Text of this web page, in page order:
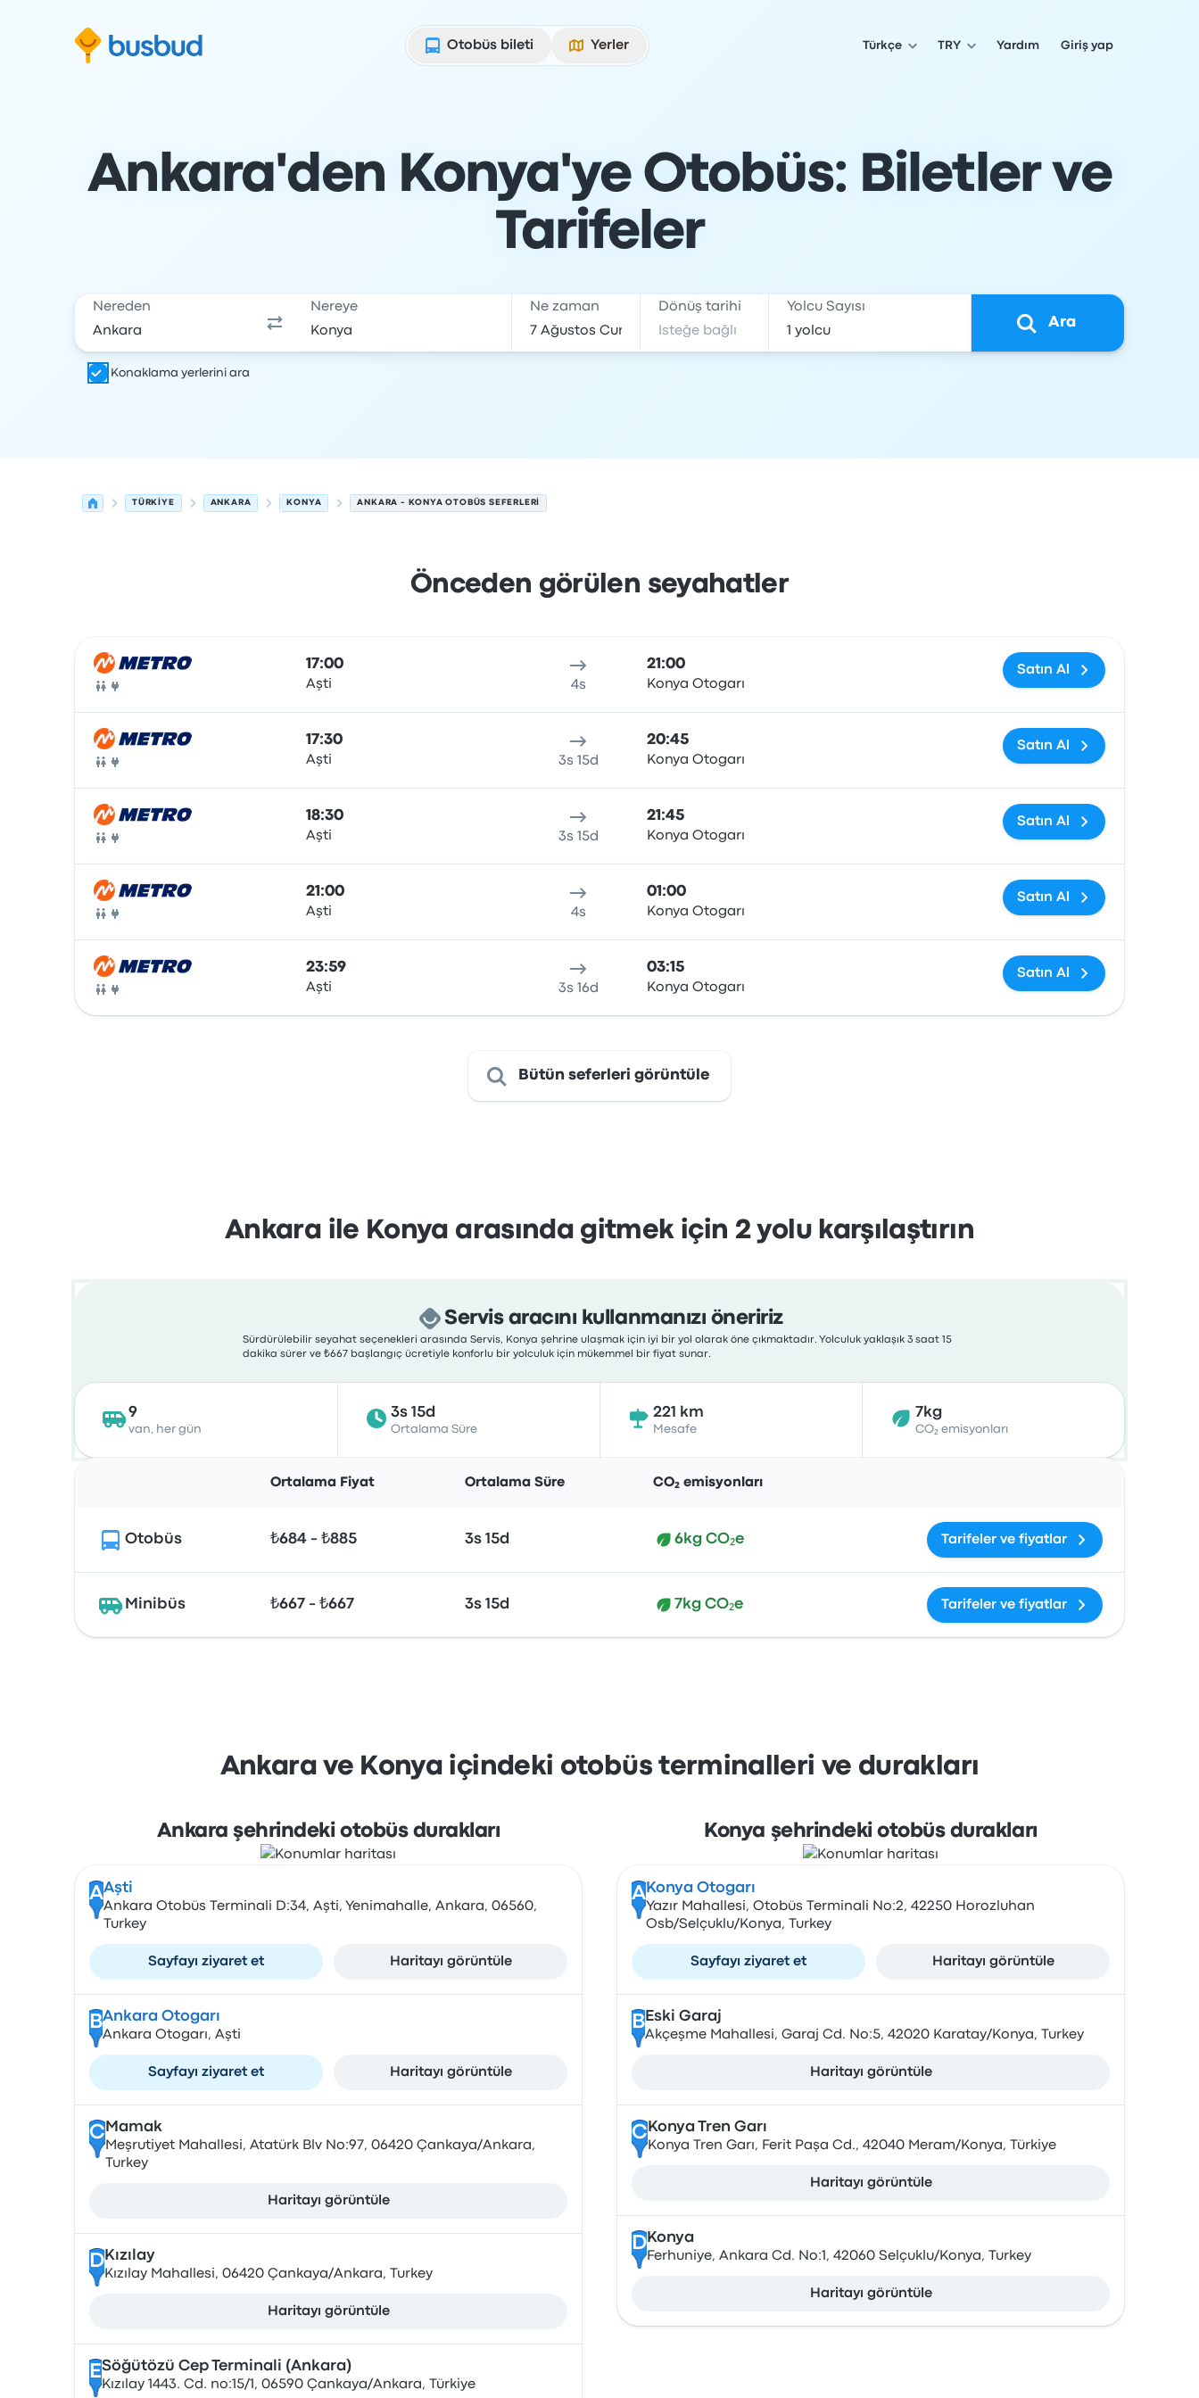
Otobüs bileti
Yerler Türkçe TRY Yardım Giriş yap
Ankara'den Konya'ye Otobüs: Biletler ve
Tarifeler
Nereden Nereye Ne zaman Dönüş tarihi Yolcu Sayısı
Ara
Konaklama yerlerini ara
TÜRKIYE ANKARA KONYA ANKARA - KONYA OTOBÜS SEFERLERI
Önceden görülen seyahatler
Otobüs
17:00
Aşti 4s
21:00
Konya Otogarı
Satın Al
Otobüs
17:30
Aşti 3s 15d
20:45
Konya Otogarı
Satın Al
Otobüs
18:30
Aşti 3s 15d
21:45
Konya Otogarı
Satın Al
Otobüs
21:00
Aşti 4s
01:00
Konya Otogarı
Satın Al
Otobüs
23:59
Aşti 3s 16d
03:15
Konya Otogarı
Satın Al
Bütün seferleri görüntüle
Ankara ile Konya arasında gitmek için 2 yolu karşılaştırın
Servis aracını kullanmanızı öneririz
Sürdürülebilir seyahat seçenekleri arasında Servis, Konya şehrine ulaşmak için iyi bir yol olarak öne çıkmaktadır. Yolculuk yaklaşık 3 saat 15
dakika sürer ve ₺667 başlangıç ücretiyle konforlu bir yolculuk için mükemmel bir fiyat sunar.
9
van, her gün
3s 15d
Ortalama Süre
221 km
Mesafe
7kg
CO₂ emisyonları
Ortalama Fiyat Ortalama Süre CO₂ emisyonları
Otobüs ₺684 - ₺885 3s 15d 6kg CO₂e Tarifeler ve fiyatlar
Minibüs ₺667 - ₺667 3s 15d 7kg CO₂e Tarifeler ve fiyatlar
Ankara ve Konya içindeki otobüs terminalleri ve durakları
Ankara şehrindeki otobüs durakları
AAşti
Ankara Otobüs Terminali D:34, Aşti, Yenimahalle, Ankara, 06560,
Turkey
Sayfayı ziyaret et Haritayı görüntüle
BAnkara Otogarı
Ankara Otogarı, Aşti
Sayfayı ziyaret et Haritayı görüntüle
CMamak
Meşrutiyet Mahallesi, Atatürk Blv No:97, 06420 Çankaya/Ankara,
Turkey
Haritayı görüntüle
DKızılay
Kızılay Mahallesi, 06420 Çankaya/Ankara, Turkey
Haritayı görüntüle
ESöğütözü Cep Terminali (Ankara)
Kızılay 1443. Cd. no:15/1, 06590 Çankaya/Ankara, Türkiye
Konya şehrindeki otobüs durakları
A Konya Otogarı
Yazır Mahallesi, Otobüs Terminali No:2, 42250 Horozluhan
Osb/Selçuklu/Konya, Turkey
Sayfayı ziyaret et Haritayı görüntüle
B Eski Garaj
Akçeşme Mahallesi, Garaj Cd. No:5, 42020 Karatay/Konya, Turkey
Haritayı görüntüle
CKonya Tren Garı
Konya Tren Garı, Ferit Paşa Cd., 42040 Meram/Konya, Türkiye
Haritayı görüntüle
DKonya
Ferhuniye, Ankara Cd. No:1, 42060 Selçuklu/Konya, Turkey
Haritayı görüntüle